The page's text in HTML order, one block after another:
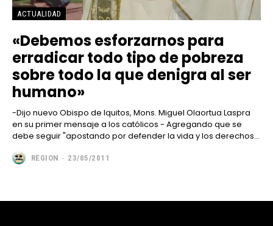
ACTUALIDAD
«Debemos esforzarnos para
erradicar todo tipo de pobreza
sobre todo la que denigra al ser
humano»
-Dijo nuevo Obispo de Iquitos, Mons. Miguel Olaortua Laspra
en su primer mensaje a los católicos - Agregando que se
debe seguir "apostando por defender la vida y los derechos...
REGION - 23/05/2011